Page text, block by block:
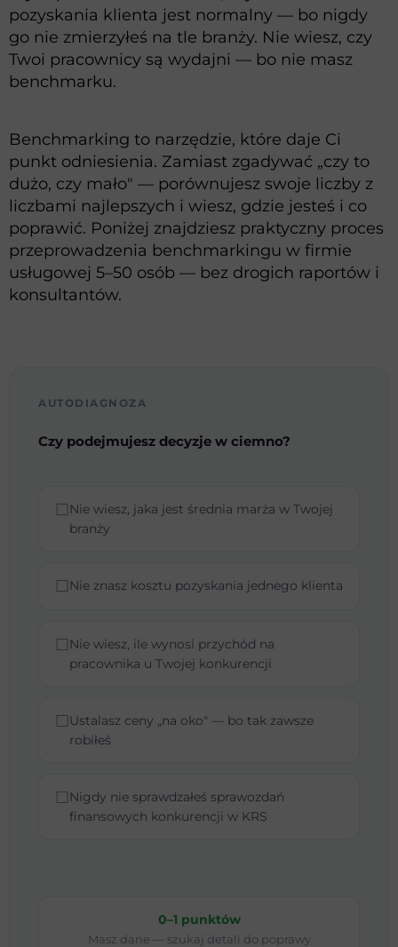
pozyskania klienta jest normalny — bo nigdy
go nie zmierzyłeś na tle branży. Nie wiesz, czy
Twoi pracownicy są wydajni — bo nie masz
benchmarku.
Benchmarking to narzędzie, które daje Ci
punkt odniesienia. Zamiast zgadywać „czy to
dużo, czy mało" — porównujesz swoje liczby z
liczbami najlepszych i wiesz, gdzie jesteś i co
poprawić. Poniżej znajdziesz praktyczny proces
przeprowadzenia benchmarkingu w firmie
usługowej 5–50 osób — bez drogich raportów i
konsultantów.
AUTODIAGNOZA
Czy podejmujesz decyzje w ciemno?
☐ Nie wiesz, jaka jest średnia marża w Twojej
branży
☐ Nie znasz kosztu pozyskania jednego klienta
☐ Nie wiesz, ile wynosi przychód na
pracownika u Twojej konkurencji
☐Ustalasz ceny „na oko" — bo tak zawsze
robiłeś
☐ Nigdy nie sprawdzałeś sprawozdań
finansowych konkurencji w KRS
0–1 punktów
Masz dane — szukaj detali do poprawy